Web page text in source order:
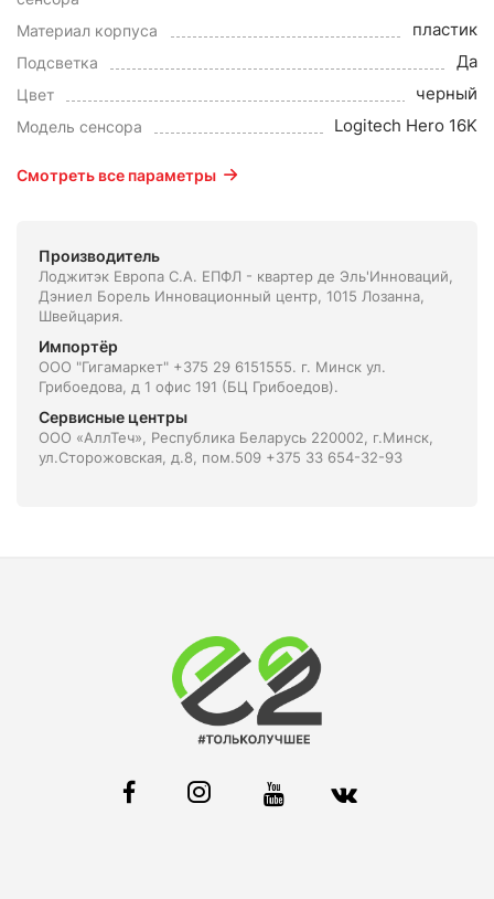
Материал корпуса
пластик
Подсветка Да
Цвет черный
Модель сенсора Logitech Hero 16K
Смотреть все параметры
Производитель
Лоджитэк Европа С.А. ЕПФЛ - квартер де Эль'Инноваций,
Дэниел Борель Инновационный центр, 1015 Лозанна,
Швейцария.
Импортёр
ООО "Гигамаркет" +375 29 6151555. г. Минск ул.
Грибоедова, д 1 офис 191 (БЦ Грибоедов).
Сервисные центры
ООО «АллТеч», Республика Беларусь 220002, г.Минск,
ул.Сторожовская, д.8, пом.509 +375 33 654-32-93